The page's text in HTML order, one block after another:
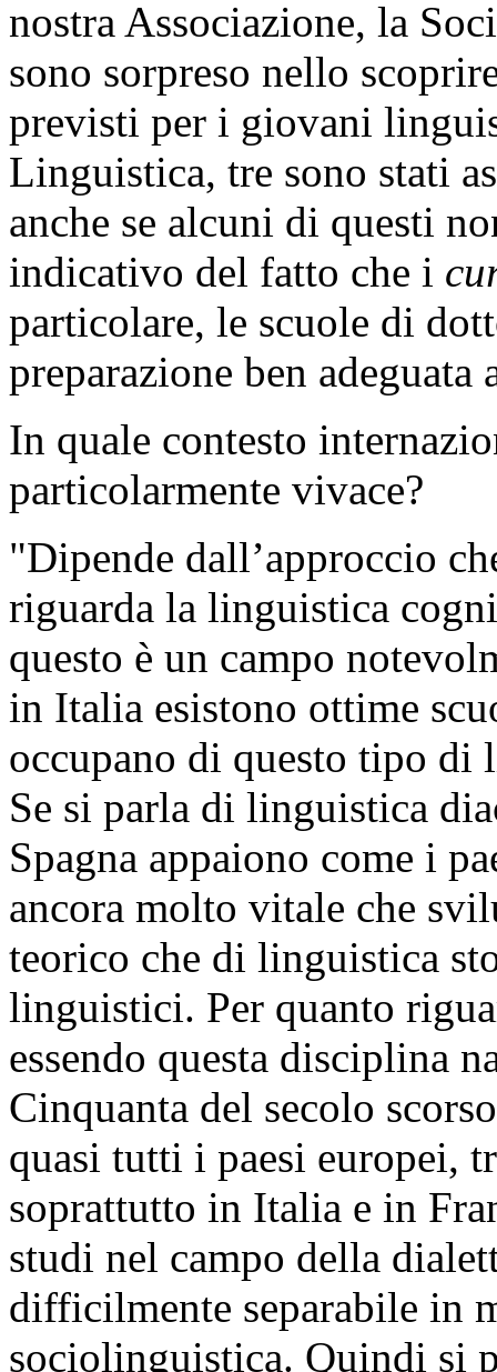
nostra Associazione, la
sono sorpreso nello
previsti per i giovani
Linguistica, tre sono stati
anche se alcuni di questi
indicativo del fatto che i
particolare, le scuole di
preparazione ben
In quale contesto
particolarmente vivace?
"Dipende dall’approccio
riguarda la linguistica
questo è un campo
in Italia esistono ottime
occupano di questo tipo di
Se si parla di linguistica
Spagna appaiono come i
ancora molto vitale che
teorico che di linguistica
linguistici. Per quanto
essendo questa disciplina
Cinquanta del secolo
quasi tutti i paesi europei,
soprattutto in Italia e in
studi nel campo della
difficilmente separabile in
sociolinguistica. Quindi si